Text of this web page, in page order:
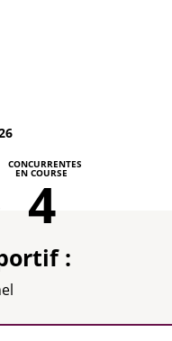
CONCURRENTES
EN COURSE
4
: